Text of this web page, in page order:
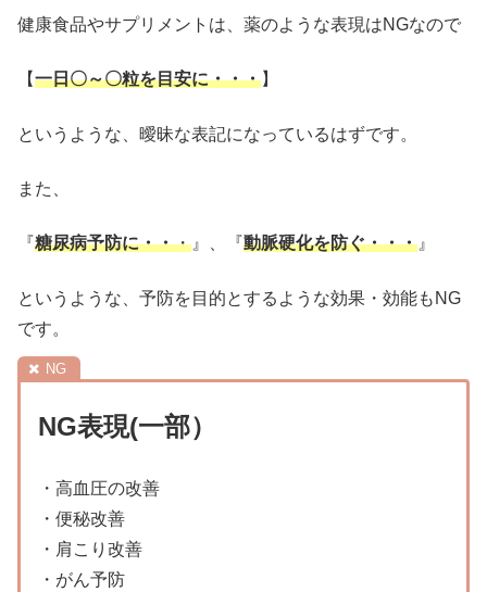
健康食品やサプリメントは、薬のような表現はNGなので
【一日〇～〇粒を目安に・・・】
というような、曖昧な表記になっているはずです。
また、
『糖尿病予防に・・・』、『動脈硬化を防ぐ・・・』
というような、予防を目的とするような効果・効能もNG
です。
NG表現(一部）
・高血圧の改善
・便秘改善
・肩こり改善
・がん予防